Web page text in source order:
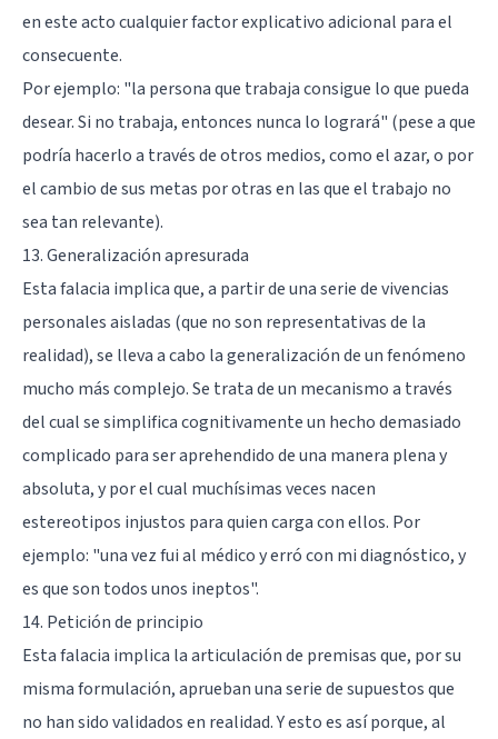
en este acto cualquier factor explicativo adicional para el
consecuente.
Por ejemplo: "la persona que trabaja consigue lo que pueda
desear. Si no trabaja, entonces nunca lo logrará" (pese a que
podría hacerlo a través de otros medios, como el azar, o por
el cambio de sus metas por otras en las que el trabajo no
sea tan relevante).
13. Generalización apresurada
Esta falacia implica que, a partir de una serie de vivencias
personales aisladas (que no son representativas de la
realidad), se lleva a cabo la generalización de un fenómeno
mucho más complejo. Se trata de un mecanismo a través
del cual se simplifica cognitivamente un hecho demasiado
complicado para ser aprehendido de una manera plena y
absoluta, y por el cual muchísimas veces nacen
estereotipos injustos para quien carga con ellos. Por
ejemplo: "una vez fui al médico y erró con mi diagnóstico, y
es que son todos unos ineptos".
14. Petición de principio
Esta falacia implica la articulación de premisas que, por su
misma formulación, aprueban una serie de supuestos que
no han sido validados en realidad. Y esto es así porque, al